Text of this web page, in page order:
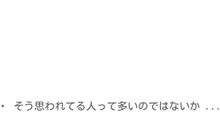
そう思われてる人って多いのではないか ...